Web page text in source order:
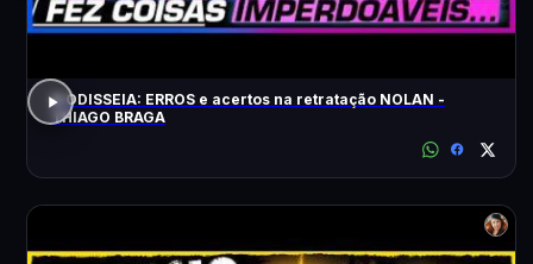
A ODISSEIA: ERROS e acertos na retratação NOLAN -
THIAGO BRAGA